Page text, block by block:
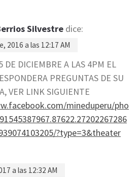
Silvestre dice:
2016 a las 12:17 AM
DE DICIEMBRE A LAS 4PM EL
PREGUNTAS DE SU
VER LINK SIGUIENTE
mineduperu/pho
?type=3&theater
a las 12:32 AM